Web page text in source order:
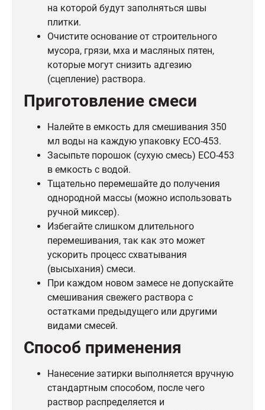
на которой будут заполняться швы
плитки.
Очистите основание от строительного
мусора, грязи, мха и масляных пятен,
которые могут снизить адгезию
(сцепление) раствора.
Приготовление смеси
Налейте в емкость для смешивания 350
мл воды на каждую упаковку ECO-453.
Засыпьте порошок (сухую смесь) ECO-453
в емкость с водой.
Тщательно перемешайте до получения
однородной массы (можно использовать
ручной миксер).
Избегайте слишком длительного
перемешивания, так как это может
ускорить процесс схватывания
(высыхания) смеси.
При каждом новом замесе не допускайте
смешивания свежего раствора с
остатками предыдущего или другими
видами смесей.
Способ применения
Нанесение затирки выполняется вручную
стандартным способом, после чего
раствор распределяется и